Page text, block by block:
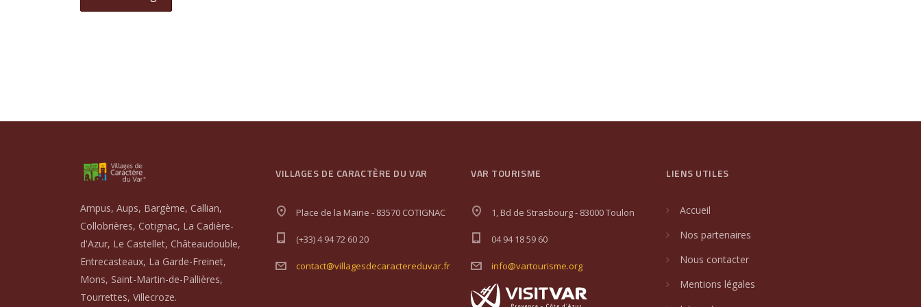
Ampus, Aups, Bargème, Callian,
Collobrières, Cotignac, La Cadière-
d'Azur, Le Castellet, Châteaudouble,
Entrecasteaux, La Garde-Freinet,
Mons, Saint-Martin-de-Pallières,
Tourrettes, Villecroze.
VILLAGES DE CARACTÈRE DU VAR
Place de la Mairie - 83570 COTIGNAC
(+33) 4 94 72 60 20
contact@villagesdecaractereduvar.fr
VAR TOURISME
1, Bd de Strasbourg - 83000 Toulon
04 94 18 59 60
info@vartourisme.org
LIENS UTILES
Accueil
Nos partenaires
Nous contacter
Mentions légales